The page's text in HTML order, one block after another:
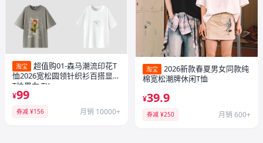
淘宝
超值购01-森马潮流印花T
恤2026宽松圆领针织衫百搭显瘦
T恤男女-TK
¥99
券减 ¥156 月销 10000+
淘宝
2026新款春夏男女同款纯
棉宽松潮牌休闲T恤
¥39.9
券减 ¥250 月销 600+